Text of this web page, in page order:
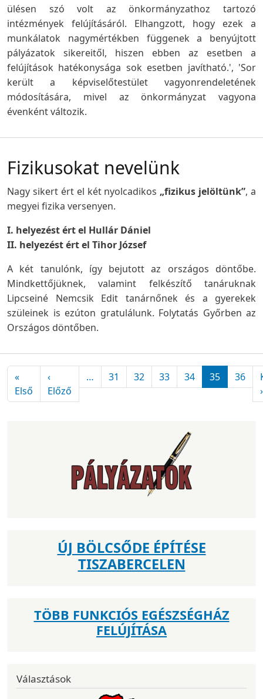
ülésen szó volt az önkormányzathoz tartozó
intézmények felújításáról. Elhangzott, hogy ezek a
munkálatok nagymértékben függenek a benyújtott
pályázatok sikereitől, hiszen ebben az esetben a
felújítások hatékonysága sok esetben javítható.', 'Sor
került a képviselőtestület vagyonrendeletének
módosítására, mivel az önkormányzat vagyona
évenként változik.
Fizikusokat nevelünk
Nagy sikert ért el két nyolcadikos „fizikus jelöltünk”, a
megyei fizika versenyen.
I. helyezést ért el Hullár Dániel
II. helyezést ért el Tihor József
A két tanulónk, így bejutott az országos döntőbe.
Mindkettőjüknek, valamint felkészítő tanáruknak
Lipcseiné Nemcsik Edit tanárnőnek és a gyerekek
szüleinek is ezúton gratulálunk. Folytatás Győrben az
Országos döntőben.
Oldalszámozás
«
Első Első oldal
‹
Előző Előző oldal
… 31 32 33 34 35 36
›
ÚJ BÖLCSŐDE ÉPÍTÉSE
TISZABERCELEN
TÖBB FUNKCIÓS EGÉSZSÉGHÁZ
FELÚJÍTÁSA
Választások